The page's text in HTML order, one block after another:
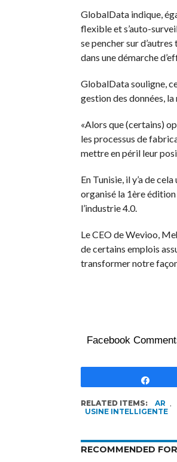
GlobalData indique,
flexible et s’auto-
se pencher sur
dans une démarche
GlobalData souligne,
gestion des données,
«Alors que (certains)
les processus de
mettre en péril leur
En Tunisie, il y’a de
organisé la 1ère
l’industrie 4.0.
Le CEO de Wevioo,
de certains emplois
transformer notre
Facebook
RELATED ITEMS: AR ,
USINE INTELLIGENTE
RECOMMENDED